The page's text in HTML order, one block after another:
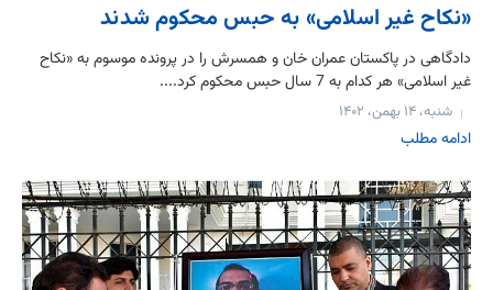
«نکاح غیر اسلامی» به حبس محکوم شدند
دادگاهی در پاکستان عمران خان و همسرش را در پرونده موسوم به «نکاح
غیر اسلامی» هر کدام به 7 سال حبس محکوم کرد....
شنبه، ۱۴ بهمن، ۱۴۰۲
ادامه مطلب